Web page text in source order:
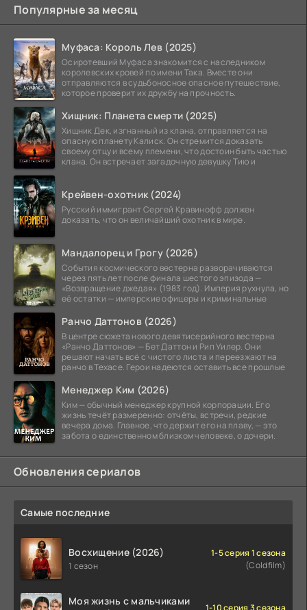
Популярные за месяц
Муфаса: Король Лев (2025)
Осиротевший Муфаса знакомится с наследником
королевских кровей по имени Така. Вместе они
отправляются в судьбоносное опасное путешествие,
которое проверит их дружбу на прочность.
Хищник: Планета смерти (2025)
Хищник Дек, изгнанный из клана, отправляется на
опасную планету Калиск. Он стремится доказать
своему отцу и всему племени, что достоин быть частью
клана. Он встречает загадочную девушку Тию и
Крейвен-охотник (2024)
Русский иммигрант Сергей Кравинофф должен
доказать, что он величайший охотник в мире.
Мандалорец и Грогу (2026)
События космического вестерна разворачиваются
через пять лет после финала шестого эпизода —
«Возвращение джедая» (1983 год). Империя рухнула, но
её остатки — имперские офицеры и криминальные
Ранчо Даттонов (2026)
В центре сюжета нового девятисерийного вестерна
«Ранчо Даттонов» — Бет Даттон и Рип Уилер. Они
решают начать всё с чистого листа и переезжают на
ранчо в Техасе. Герои надеются оставить все прошлые
Менеджер Ким (2026)
Ким — обычный менеджер крупной корпорации. Его
жизнь течёт размеренно: отчёты, встречи, редкие
вечера дома. Главное, что держит его на плаву, — это
забота о единственном близком человеке, о дочери.
Обновления сериалов
Самые последние
Восхищение (2026)
1 сезон
1-5 серия 1 сезона
(Coldfilm)
Моя жизнь с мальчиками
1-10 серия 3 сезона